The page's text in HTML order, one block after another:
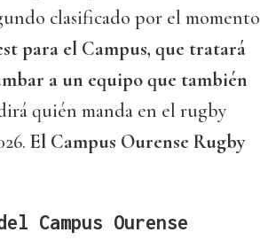
clasificado por el momento
para el Campus, que tratará
a un equipo que también
quién manda en el rugby
El Campus Ourense Rugby
Campus Ourense